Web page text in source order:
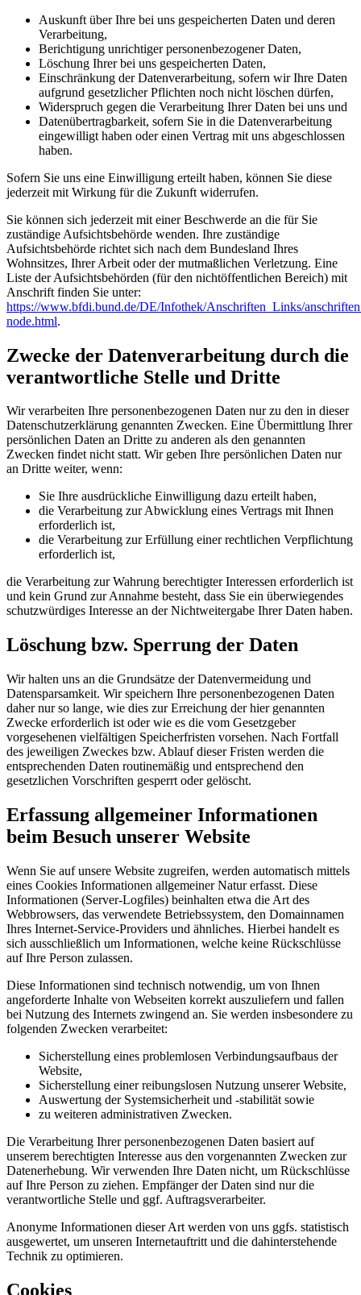
Auskunft über Ihre bei uns gespeicherten Daten und deren
Verarbeitung,
Berichtigung unrichtiger personenbezogener Daten,
Löschung Ihrer bei uns gespeicherten Daten,
Einschränkung der Datenverarbeitung, sofern wir Ihre Daten
aufgrund gesetzlicher Pflichten noch nicht löschen dürfen,
Widerspruch gegen die Verarbeitung Ihrer Daten bei uns und
Datenübertragbarkeit, sofern Sie in die Datenverarbeitung
eingewilligt haben oder einen Vertrag mit uns abgeschlossen
haben.
Sofern Sie uns eine Einwilligung erteilt haben, können Sie diese
jederzeit mit Wirkung für die Zukunft widerrufen.
Sie können sich jederzeit mit einer Beschwerde an die für Sie
zuständige Aufsichtsbehörde wenden. Ihre zuständige
Aufsichtsbehörde richtet sich nach dem Bundesland Ihres
Wohnsitzes, Ihrer Arbeit oder der mutmaßlichen Verletzung. Eine
Liste der Aufsichtsbehörden (für den nichtöffentlichen Bereich) mit
Anschrift finden Sie unter:
https://www.bfdi.bund.de/DE/Infothek/Anschriften_Links/
node.html.
Zwecke der Datenverarbeitung durch die
verantwortliche Stelle und Dritte
Wir verarbeiten Ihre personenbezogenen Daten nur zu den in dieser
Datenschutzerklärung genannten Zwecken. Eine Übermittlung Ihrer
persönlichen Daten an Dritte zu anderen als den genannten
Zwecken findet nicht statt. Wir geben Ihre persönlichen Daten nur
an Dritte weiter, wenn:
Sie Ihre ausdrückliche Einwilligung dazu erteilt haben,
die Verarbeitung zur Abwicklung eines Vertrags mit Ihnen
erforderlich ist,
die Verarbeitung zur Erfüllung einer rechtlichen Verpflichtung
erforderlich ist,
die Verarbeitung zur Wahrung berechtigter Interessen erforderlich ist
und kein Grund zur Annahme besteht, dass Sie ein überwiegendes
schutzwürdiges Interesse an der Nichtweitergabe Ihrer Daten haben.
Löschung bzw. Sperrung der Daten
Wir halten uns an die Grundsätze der Datenvermeidung und
Datensparsamkeit. Wir speichern Ihre personenbezogenen Daten
daher nur so lange, wie dies zur Erreichung der hier genannten
Zwecke erforderlich ist oder wie es die vom Gesetzgeber
vorgesehenen vielfältigen Speicherfristen vorsehen. Nach Fortfall
des jeweiligen Zweckes bzw. Ablauf dieser Fristen werden die
entsprechenden Daten routinemäßig und entsprechend den
gesetzlichen Vorschriften gesperrt oder gelöscht.
Erfassung allgemeiner Informationen
beim Besuch unserer Website
Wenn Sie auf unsere Website zugreifen, werden automatisch mittels
eines Cookies Informationen allgemeiner Natur erfasst. Diese
Informationen (Server-Logfiles) beinhalten etwa die Art des
Webbrowsers, das verwendete Betriebssystem, den Domainnamen
Ihres Internet-Service-Providers und ähnliches. Hierbei handelt es
sich ausschließlich um Informationen, welche keine Rückschlüsse
auf Ihre Person zulassen.
Diese Informationen sind technisch notwendig, um von Ihnen
angeforderte Inhalte von Webseiten korrekt auszuliefern und fallen
bei Nutzung des Internets zwingend an. Sie werden insbesondere zu
folgenden Zwecken verarbeitet:
Sicherstellung eines problemlosen Verbindungsaufbaus der
Website,
Sicherstellung einer reibungslosen Nutzung unserer Website,
Auswertung der Systemsicherheit und -stabilität sowie
zu weiteren administrativen Zwecken.
Die Verarbeitung Ihrer personenbezogenen Daten basiert auf
unserem berechtigten Interesse aus den vorgenannten Zwecken zur
Datenerhebung. Wir verwenden Ihre Daten nicht, um Rückschlüsse
auf Ihre Person zu ziehen. Empfänger der Daten sind nur die
verantwortliche Stelle und ggf. Auftragsverarbeiter.
Anonyme Informationen dieser Art werden von uns ggfs. statistisch
ausgewertet, um unseren Internetauftritt und die dahinterstehende
Technik zu optimieren.
Cookies